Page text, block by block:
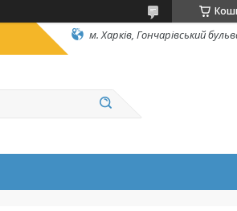
м. Харків, Гончарівський